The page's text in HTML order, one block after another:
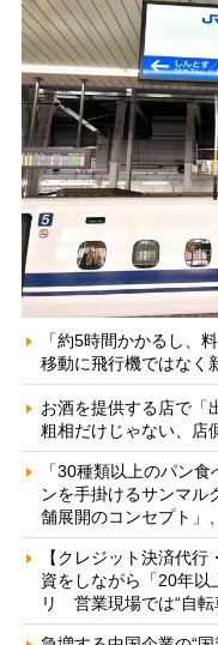
「約5時間かかるし、
移動に飛行機ではなく
お酒を提供する店で
粗相だけじゃない、店
「30種類以上のパン
ンを手掛けるサンマ
舗展開のコンセプト」
【クレジット決済代
資をしながら「20年以
リ 営業現場では“自転